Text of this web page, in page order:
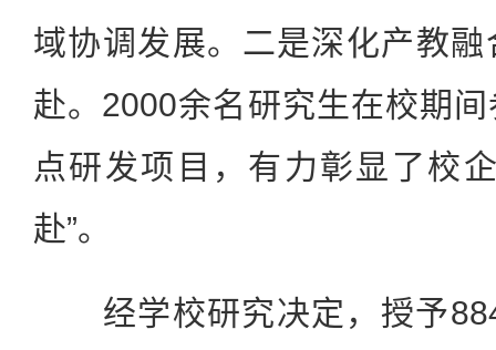
域协调发展。二是深化产教
赴。2000余名研究生在校期
点研发项目，有力彰显了校
赴”。
经学校研究决定，授予884